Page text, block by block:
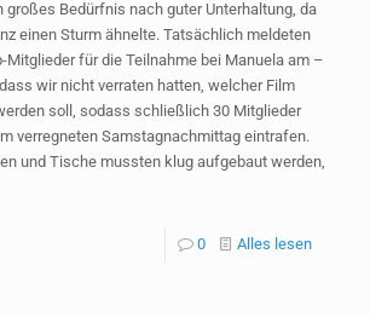
großes Bedürfnis nach guter Unterhaltung, da
einen Sturm ähnelte. Tatsächlich meldeten
Mitglieder für die Teilnahme bei Manuela am –
wir nicht verraten hatten, welcher Film
soll, sodass schließlich 30 Mitglieder
verregneten Samstagnachmittag eintrafen.
und Tische mussten klug aufgebaut werden,
0 Alles lesen